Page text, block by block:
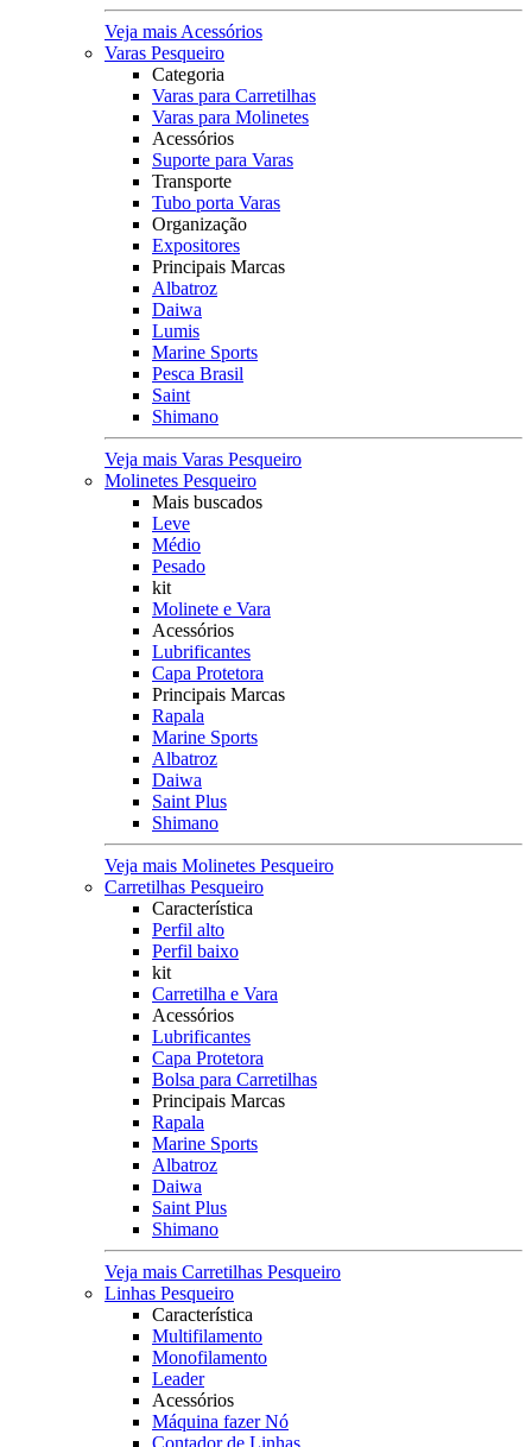
Veja mais Acessórios
Varas Pesqueiro
Categoria
Varas para Carretilhas
Varas para Molinetes
Acessórios
Suporte para Varas
Transporte
Tubo porta Varas
Organização
Expositores
Principais Marcas
Albatroz
Daiwa
Lumis
Marine Sports
Pesca Brasil
Saint
Shimano
Veja mais Varas Pesqueiro
Molinetes Pesqueiro
Mais buscados
Leve
Médio
Pesado
kit
Molinete e Vara
Acessórios
Lubrificantes
Capa Protetora
Principais Marcas
Rapala
Marine Sports
Albatroz
Daiwa
Saint Plus
Shimano
Veja mais Molinetes Pesqueiro
Carretilhas Pesqueiro
Característica
Perfil alto
Perfil baixo
kit
Carretilha e Vara
Acessórios
Lubrificantes
Capa Protetora
Bolsa para Carretilhas
Principais Marcas
Rapala
Marine Sports
Albatroz
Daiwa
Saint Plus
Shimano
Veja mais Carretilhas Pesqueiro
Linhas Pesqueiro
Característica
Multifilamento
Monofilamento
Leader
Acessórios
Máquina fazer Nó
Contador de Linhas